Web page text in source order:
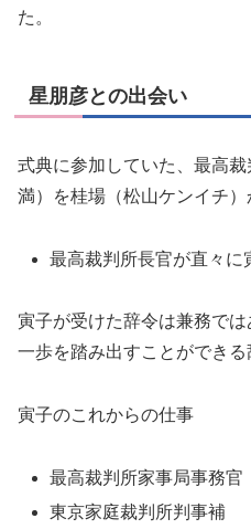
た。
星朋彦との出会い
式典に参加していた、最高
満）を桂場（松山ケンイチ）
最高裁判所長官が直々に
寅子が受けた辞令は兼務で
一歩を踏み出すことができる
寅子のこれからの仕事
最高裁判所家事局事務官
東京家庭裁判所判事補